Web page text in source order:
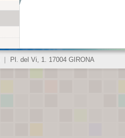
Pl. del Vi, 1. 17004 GIRONA